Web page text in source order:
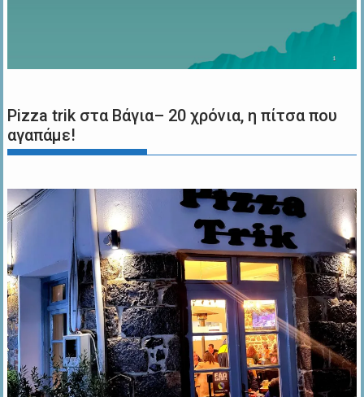
Pizza trik στα Βάγια– 20 χρόνια, η πίτσα που
αγαπάμε!